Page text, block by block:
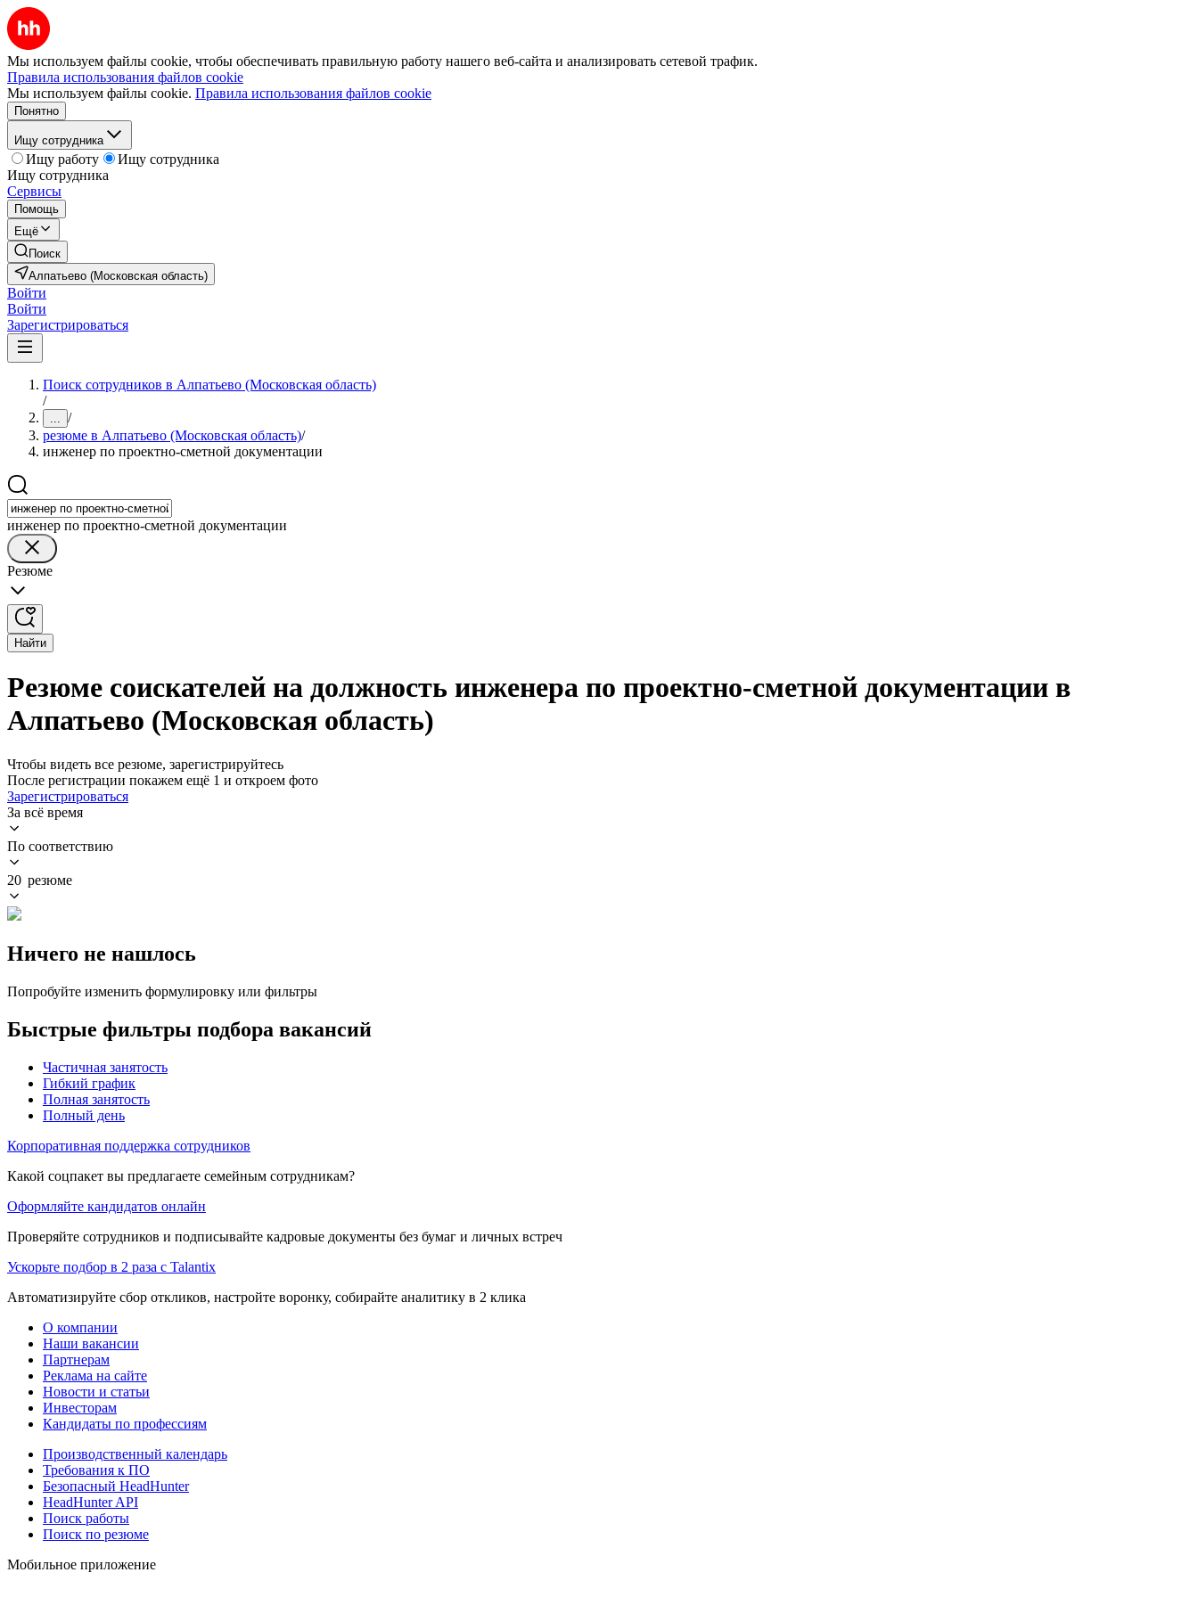
Мы используем файлы cookie, чтобы обеспечивать правильную работу нашего веб-сайта и анализировать сетевой трафик.
Правила использования файлов cookie
Мы используем файлы cookie. Правила использования файлов cookie
Понятно
Ищу сотрудника
Ищу работу
Ищу сотрудника
Ищу сотрудника
Сервисы
Помощь
Ещё
Поиск
Алпатьево (Московская область)
Войти
Войти
Зарегистрироваться
Поиск сотрудников в Алпатьево (Московская область)
/
... /
резюме в Алпатьево (Московская область)/
инженер по проектно-сметной документации
инженер по проектно-сметной документации
Резюме
Найти
Резюме соискателей на должность инженера по проектно-сметной документации в
Алпатьево (Московская область)
Чтобы видеть все резюме, зарегистрируйтесь
После регистрации покажем ещё 1 и откроем фото
Зарегистрироваться
За всё время
По соответствию
20 резюме
Ничего не нашлось
Попробуйте изменить формулировку или фильтры
Быстрые фильтры подбора вакансий
Частичная занятость
Гибкий график
Полная занятость
Полный день
Корпоративная поддержка сотрудников
Какой соцпакет вы предлагаете семейным сотрудникам?
Оформляйте кандидатов онлайн
Проверяйте сотрудников и подписывайте кадровые документы без бумаг и личных встреч
Ускорьте подбор в 2 раза с Talantix
Автоматизируйте сбор откликов, настройте воронку, собирайте аналитику в 2 клика
О компании
Наши вакансии
Партнерам
Реклама на сайте
Новости и статьи
Инвесторам
Кандидаты по профессиям
Производственный календарь
Требования к ПО
Безопасный HeadHunter
HeadHunter API
Поиск работы
Поиск по резюме
Мобильное приложение